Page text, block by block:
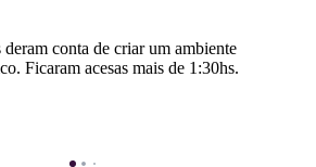
deram conta de criar um ambiente
Ficaram acesas mais de 1:30hs.